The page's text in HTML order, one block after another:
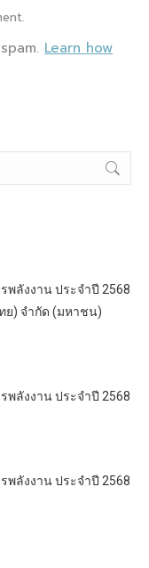
Learn how
พลังงาน ประจำปี 2568
ย) จำกัด (มหาชน)
พลังงาน ประจำปี 2568
พลังงาน ประจำปี 2568